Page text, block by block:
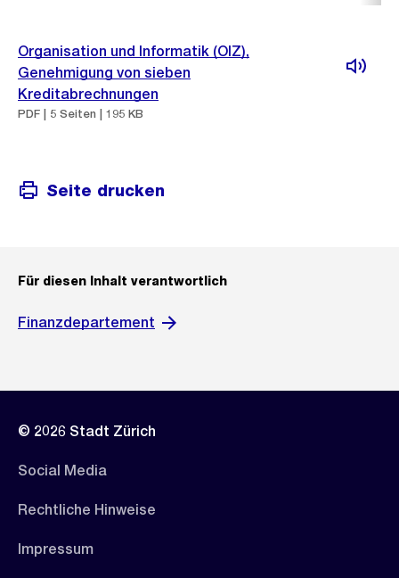
Organisation und Informatik (OIZ),
Genehmigung von sieben
Kreditabrechnungen
PDF | 5 Seiten | 195 KB
Seite drucken
Für diesen Inhalt verantwortlich
Finanzdepartement
© 2026 Stadt Zürich
Social Media
Rechtliche Hinweise
Impressum